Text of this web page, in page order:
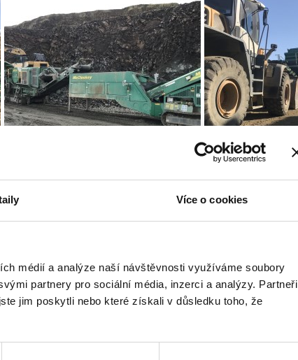
Více o cookies
médií a analýze naší návštěvnosti využíváme soubory
partnery pro sociální média, inzerci a analýzy. Partneři
jim poskytli nebo které získali v důsledku toho, že